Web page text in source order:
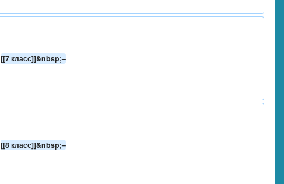
[[7 класс]]&nbsp;–
[[8 класс]]&nbsp;–